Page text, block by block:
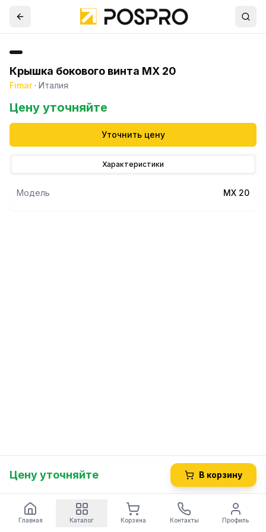
Крышка бокового винта MX 20
Fimar· Италия
Цену уточняйте
Уточнить цену
Характеристики
Модель MX 20
Цену уточняйте В корзину
Главная Каталог Корзина Контакты Профиль